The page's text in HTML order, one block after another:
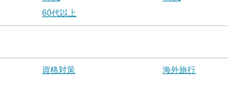
60代以上
資格対策
海外旅行